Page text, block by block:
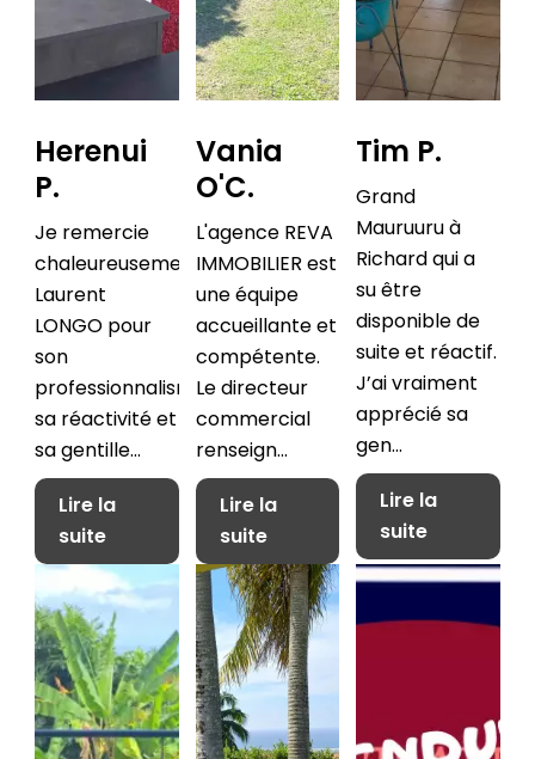
Herenui
P.
Je remercie
chaleureusement
Laurent
LONGO pour
son
professionnalisme,
sa réactivité et
sa gentille...
Lire la
suite
Vania
O'C.
L'agence REVA
IMMOBILIER est
une équipe
accueillante et
compétente.
Le directeur
commercial
renseign...
Lire la
suite
Tim P.
Grand
Mauruuru à
Richard qui a
su être
disponible de
suite et réactif.
J’ai vraiment
apprécié sa
gen...
Lire la
suite